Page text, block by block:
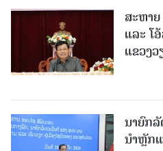
ສະຫາ
ແລະ ໂ
ແຂວງວ
ນາຍົກ
ນຳຫຼັກ